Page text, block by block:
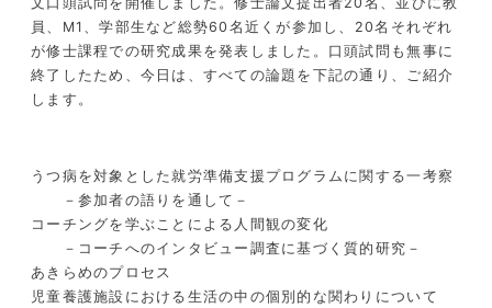
員、M1、学部生など総勢60名近くが参加し、20名それぞれ
が修士課程での研究成果を発表しました。口頭試問も無事に
終了したため、今日は、すべての論題を下記の通り、ご紹介
します。
うつ病を対象とした就労準備支援プログラムに関する一考察
－参加者の語りを通して－
コーチングを学ぶことによる人間観の変化
－コーチへのインタビュー調査に基づく質的研究－
あきらめのプロセス
児童養護施設における生活の中の個別的な関わりについて